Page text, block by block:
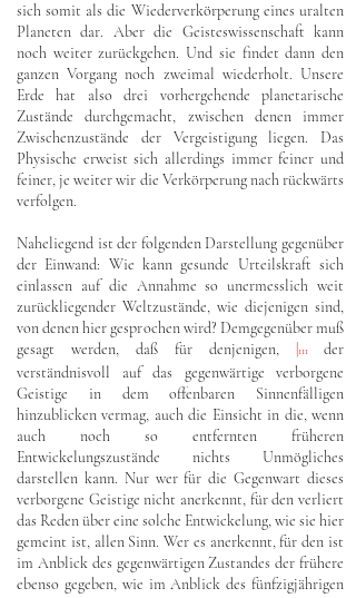
sich somit als die Wiederverkörperung eines uralten
Planeten dar. Aber die Geisteswissenschaft kann
noch weiter zurückgehen. Und sie findet dann den
ganzen Vorgang noch zweimal wiederholt. Unsere
Erde hat also drei vorhergehende planetarische
Zustände durchgemacht, zwischen denen immer
Zwischenzustände der Vergeistigung liegen. Das
Physische erweist sich allerdings immer feiner und
feiner, je weiter wir die Verkörperung nach rückwärts
verfolgen.
Naheliegend ist der folgenden Darstellung gegenüber
der Einwand: Wie kann gesunde Urteilskraft sich
einlassen auf die Annahme so unermesslich weit
zurückliegender Weltzustände, wie diejenigen sind,
von denen hier gesprochen wird? Demgegenüber muß
gesagt werden, daß für denjenigen,
111 der
verständnisvoll auf das gegenwärtige verborgene
Geistige in dem offenbaren Sinnenfälligen
hinzublicken vermag, auch die Einsicht in die, wenn
auch noch so entfernten früheren
Entwickelungszustände nichts Unmögliches
darstellen kann. Nur wer für die Gegenwart dieses
verborgene Geistige nicht anerkennt, für den verliert
das Reden über eine solche Entwickelung, wie sie hier
gemeint ist, allen Sinn. Wer es anerkennt, für den ist
im Anblick des gegenwärtigen Zustandes der frühere
ebenso gegeben, wie im Anblick des fünfzigjährigen